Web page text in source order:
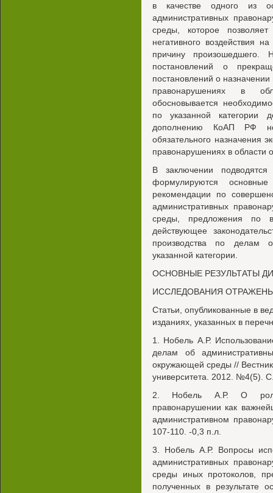
в качестве одного из
административных
среды, которое
негативного воздействия
причину произошедшего.
постановлений о
постановлений о
правонарушениях в
обосновывается
по указанной категории
дополнению КоАП РФ
обязательного назначения
правонарушениях в
В заключении подводятся
формулируются основные
рекомендации по
административных
среды, предложения по
действующее
производства по делам
указанной категории.
ОСНОВНЫЕ РЕЗУЛЬТАТЫ
ИССЛЕДОВАНИЯ
Статьи, опубликованные в
изданиях, указанных в
1. Нобель А.Р.
делам об
окружающей среды // Вестник
университета. 2012. №4(5).
2. Нобель А.Р. О роли
правонарушении как
административном
107-110. -0,3 п.л.
3. Нобель А.Р. Вопросы
административных
среды иных протоколов,
полученных в результате